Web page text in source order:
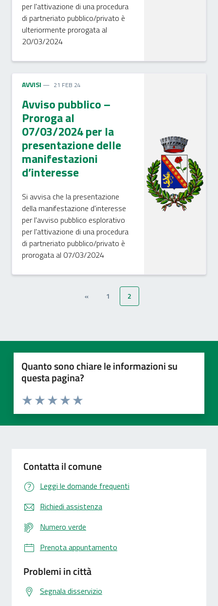
per l'attivazione di una procedura
di partneriato pubblico/privato è
ulteriormente prorogata al
20/03/2024
AVVISI 21 FEB 24
Avviso pubblico –
Proroga al
07/03/2024 per la
presentazione delle
manifestazioni
d’interesse
Si avvisa che la presentazione
della manifestazione d'interesse
per l'avviso pubblico esplorativo
per l'attivazione di una procedura
di partneriato pubblico/privato è
prorogata al 07/03/2024
« 1 2
Quanto sono chiare le informazioni su
questa pagina?
Valuta 5 stelle su 5
Valuta 4 stelle su 5
Valuta 3 stelle su 5
Valuta 2 stelle su 5
Valuta 1 stelle su 5
Contatta il comune
Leggi le domande frequenti
Richiedi assistenza
Numero verde
Prenota appuntamento
Problemi in città
Segnala disservizio